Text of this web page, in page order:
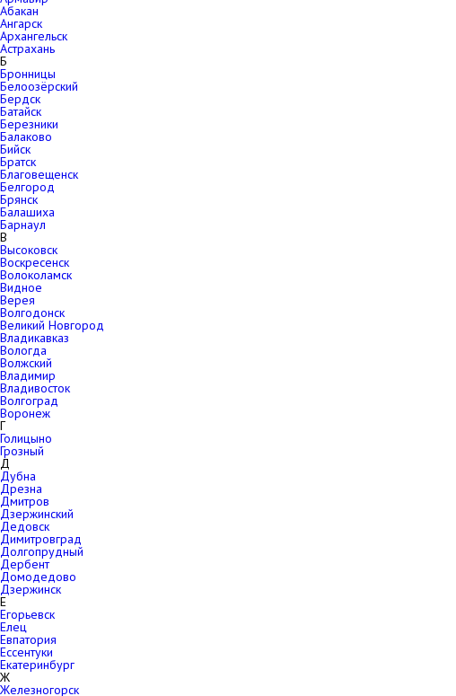
Абакан
Ангарск
Архангельск
Астрахань
Б
Бронницы
Белоозёрский
Бердск
Батайск
Березники
Балаково
Бийск
Братск
Благовещенск
Белгород
Брянск
Балашиха
Барнаул
В
Высоковск
Воскресенск
Волоколамск
Видное
Верея
Волгодонск
Великий Новгород
Владикавказ
Вологда
Волжский
Владимир
Владивосток
Волгоград
Воронеж
Г
Голицыно
Грозный
Д
Дубна
Дрезна
Дмитров
Дзержинский
Дедовск
Димитровград
Долгопрудный
Дербент
Домодедово
Дзержинск
Е
Егорьевск
Елец
Евпатория
Ессентуки
Екатеринбург
Ж
Железногорск